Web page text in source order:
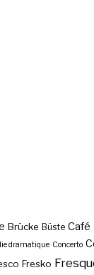
Brücke Büste Café
dramatique Concerto
Fresko